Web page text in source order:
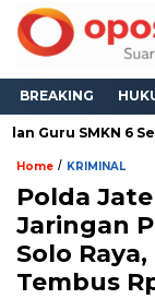
BREAKING
Guru SMKN 6
Home / KRIMINAL
Polda
Jaringan
Solo
Tembus